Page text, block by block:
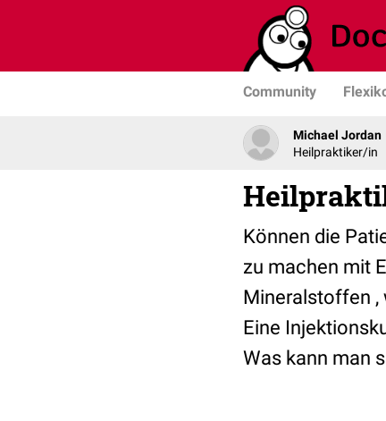
Community
Michael Jordan
Heilpraktiker/in
Können die
zu machen mit
Mineralstoffen ,
Eine
Was kann man